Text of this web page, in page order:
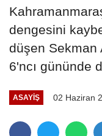
dengesini
düşen Sekman
6'ncı gününde
ASAYİŞ 02 Haziran